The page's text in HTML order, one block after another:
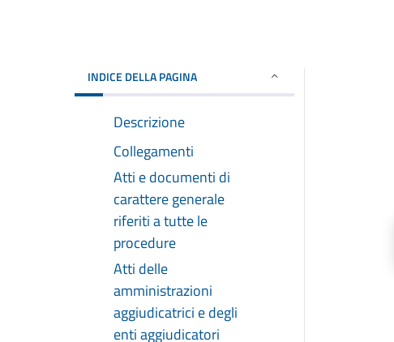
INDICE DELLA PAGINA
Descrizione
Collegamenti
Atti e documenti di
carattere generale
riferiti a tutte le
procedure
Atti delle
amministrazioni
aggiudicatrici e degli
enti aggiudicatori